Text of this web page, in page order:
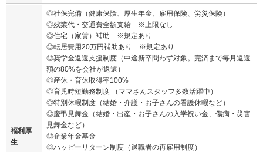
福利厚
生
◎社保完備（健康保険、厚生年金、雇用保険、労災保険）
◎残業代・交通費全額支給 ※上限なし
◎住宅（家賃）補助 ※規定あり
◎転居費用20万円補助あり ※規定あり
◎奨学金返還支援制度（中途新卒問わず対象。完済まで毎月返還
額の80%を会社が返還）
◎産休・育休取得率100%
◎育児時短勤務制度 （ママさんスタッフ多数活躍中）
◎特別休暇制度（結婚・介護・お子さんの看護休暇など）
◎慶弔見舞金（結婚・出産・お子さんの入学祝い金、傷病・災害
見舞金など）
◎企業年金基金
◎ハッピーリターン制度（退職者の再雇用制度）